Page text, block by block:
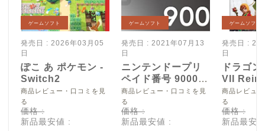
ゲームソフト
発売日 : 2026年03月05
日
ぽこ あ ポケモン -
Switch2
商品レビュー・口コミを見
る
価格 :
新品最安値 :
ゲームソフト
発売日 : 2021年07月13
日
ニンテンドープリ
ペイド番号 9000
円|オンラインコー
ド版
商品レビュー・口コミを見
る
価格 :
新品最安値 :
ゲームソフト
発売日 :
日
ドラゴ
VII
Switch2
商品レビュ
る
価格 :
新品最安